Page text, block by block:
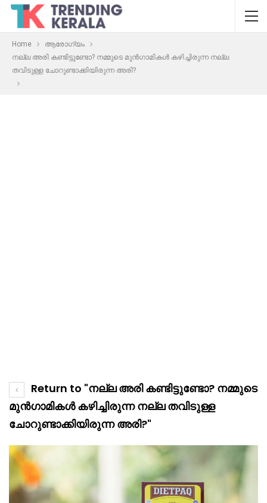
Home
ആരോഗ്യം
നല്ല അരി കണ്ടിട്ടുണ്ടോ? നമ്മുടെ മുൻഗാമികൾ കഴിച്ചിരുന്ന നല്ല
തവിടുള്ള ചോറുണ്ടാക്കിയിരുന്ന അരി?
Return to "നല്ല അരി കണ്ടിട്ടുണ്ടോ? നമ്മുടെ
മുൻഗാമികൾ കഴിച്ചിരുന്ന നല്ല തവിടുള്ള
ചോറുണ്ടാക്കിയിരുന്ന അരി?"